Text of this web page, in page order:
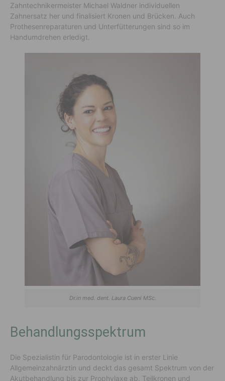
Zahntechnikermeister Michael Waldner individuellen
Zahnersatz her und finalisiert Kronen und Brücken. Auch
Prothesenreparaturen und Unterfütterungen sind so im
Handumdrehen erledigt.
Dr.in med. dent. Laura Cueni MSc.
Behandlungsspektrum
Die Spezialistin für Parodontologie ist in erster Linie
Allgemeinzahnärztin und deckt das gesamt Spektrum von der
Akutbehandlung bis zur Prophylaxe ab. Teilkronen und